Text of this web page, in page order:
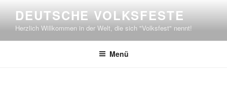
springen
DEUTSCHE VOLKSFESTE
Herzlich Willkommen in der Welt, die sich "Volksfest" nennt!
Menü